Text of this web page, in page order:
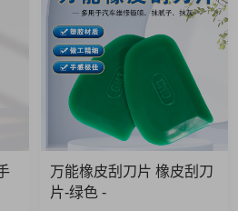
万能橡皮刮刀片 橡皮刮刀
片-绿色 -